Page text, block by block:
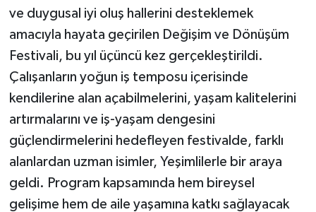
ve duygusal iyi oluş hallerini desteklemek
amacıyla hayata geçirilen Değişim ve Dönüşüm
Festivali, bu yıl üçüncü kez gerçekleştirildi.
Çalışanların yoğun iş temposu içerisinde
kendilerine alan açabilmelerini, yaşam kalitelerini
artırmalarını ve iş-yaşam dengesini
güçlendirmelerini hedefleyen festivalde, farklı
alanlardan uzman isimler, Yeşimlilerle bir araya
geldi. Program kapsamında hem bireysel
gelişime hem de aile yaşamına katkı sağlayacak
KÜLTÜR SANAT
MAGAZİN
Otomobil
POLİTİKA
Sağlık
SİYASET